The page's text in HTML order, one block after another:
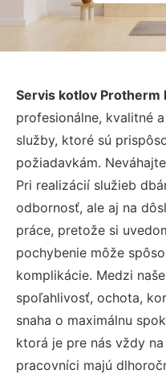
Servis kotlov Protherm
profesionálne, kvalitné
služby, ktoré sú
požiadavkám.
Pri realizácií služieb
odbornosť, ale aj na
práce, pretože si
pochybenie môže
komplikácie. Medzi
spoľahlivosť, ochota,
snaha o maximálnu
ktorá je pre nás vždy
pracovníci majú